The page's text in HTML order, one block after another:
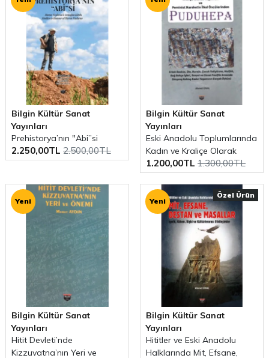
Bilgin Kültür Sanat
Yayınları
Prehistorya’nın "Abi’’si
2.250,00TL 2.500,00TL
Bilgin Kültür Sanat
Yayınları
Eski Anadolu Toplumlarında
Kadın ve Kraliçe Olarak
Yaşamak ve Feminist
Hareketin İlkel Öncülerinden
Puduhepa
1.200,00TL 1.300,00TL
Yeni
Bilgin Kültür Sanat
Yayınları
Hitit Devleti’nde
Kizzuvatna’nın Yeri ve
Özel Ürün
Yeni
Bilgin Kültür Sanat
Yayınları
Hititler ve Eski Anadolu
Halklarında Mit, Efsane,